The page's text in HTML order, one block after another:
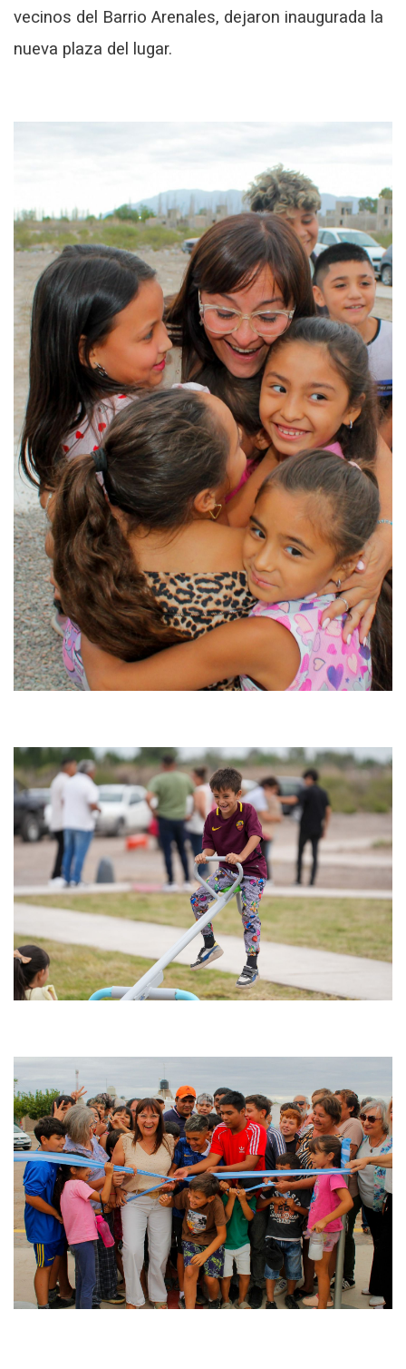
vecinos del Barrio Arenales, dejaron inaugurada la
nueva plaza del lugar.